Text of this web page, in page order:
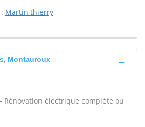
Martin thierry
Montauroux
Rénovation électrique complète ou